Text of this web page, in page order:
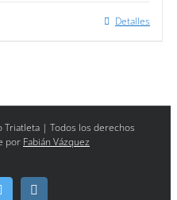
Detalles
Triatleta | Todos los derechos
por Fabián Vázquez
Twitter